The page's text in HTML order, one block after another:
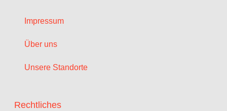
Impressum
Über uns
Unsere Standorte
Rechtliches